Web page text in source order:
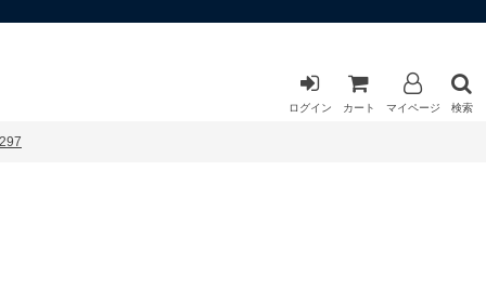
ログイン カート マイページ 検索